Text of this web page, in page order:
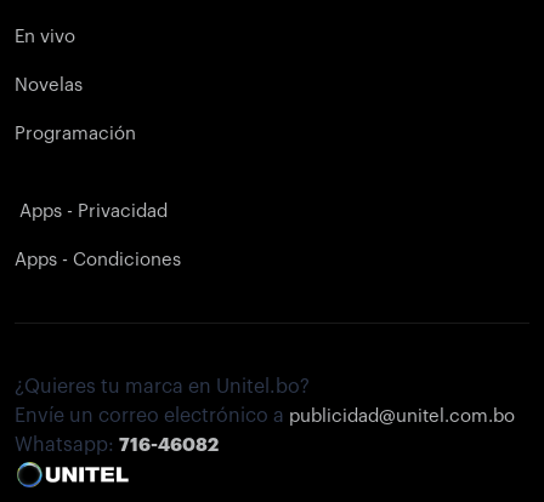
En vivo
Novelas
Programación
Apps - Privacidad
Apps - Condiciones
¿Quieres tu marca en Unitel.bo?
Envíe un correo electrónico a publicidad@unitel.com.bo
Whatsapp: 716-46082